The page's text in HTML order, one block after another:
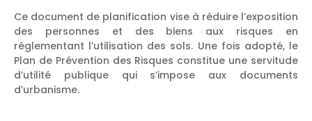
Ce document de planification vise à réduire l’exposition
des personnes et des biens aux risques en
réglementant l’utilisation des sols. Une fois adopté, le
Plan de Prévention des Risques constitue une servitude
d’utilité publique qui s’impose aux documents
d’urbanisme.